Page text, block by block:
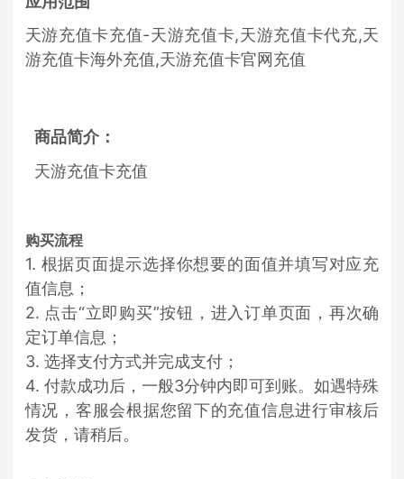
天游充值卡充值-天游充值卡,天游充值卡代充,天
游充值卡海外充值,天游充值卡官网充值
商品简介：
天游充值卡充值
购买流程
1. 根据页面提示选择你想要的面值并填写对应充
值信息；
2. 点击“立即购买”按钮，进入订单页面，再次确
定订单信息；
3. 选择支付方式并完成支付；
4. 付款成功后，一般3分钟内即可到账。如遇特殊
情况，客服会根据您留下的充值信息进行审核后
发货，请稍后。